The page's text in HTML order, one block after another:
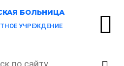
БОЛЬНИЦА
УЧРЕЖДЕНИЕ